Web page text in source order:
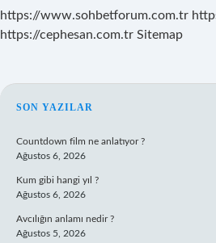
https://www.sohbetforum.com.tr
https://cephesan.com.tr Sitemap
SIDEBAR
SON YAZILAR
Countdown film ne anlatıyor ?
Ağustos 6, 2026
Kum gibi hangi yıl ?
Ağustos 6, 2026
Avcılığın anlamı nedir ?
Ağustos 5, 2026